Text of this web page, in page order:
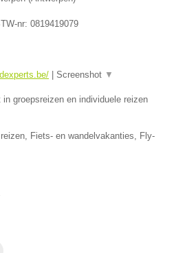
nr: 0819419079
Screenshot ▼
groepsreizen en individuele reizen
Fiets- en wandelvakanties, Fly-